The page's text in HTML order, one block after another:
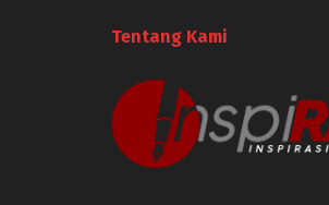
Tentang Kami